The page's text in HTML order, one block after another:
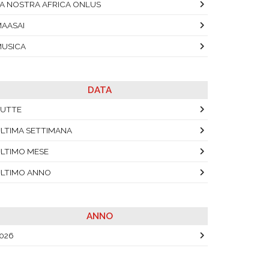
NOSTRA AFRICA ONLUS
DATA
SETTIMANA
MESE
ANNO
ANNO